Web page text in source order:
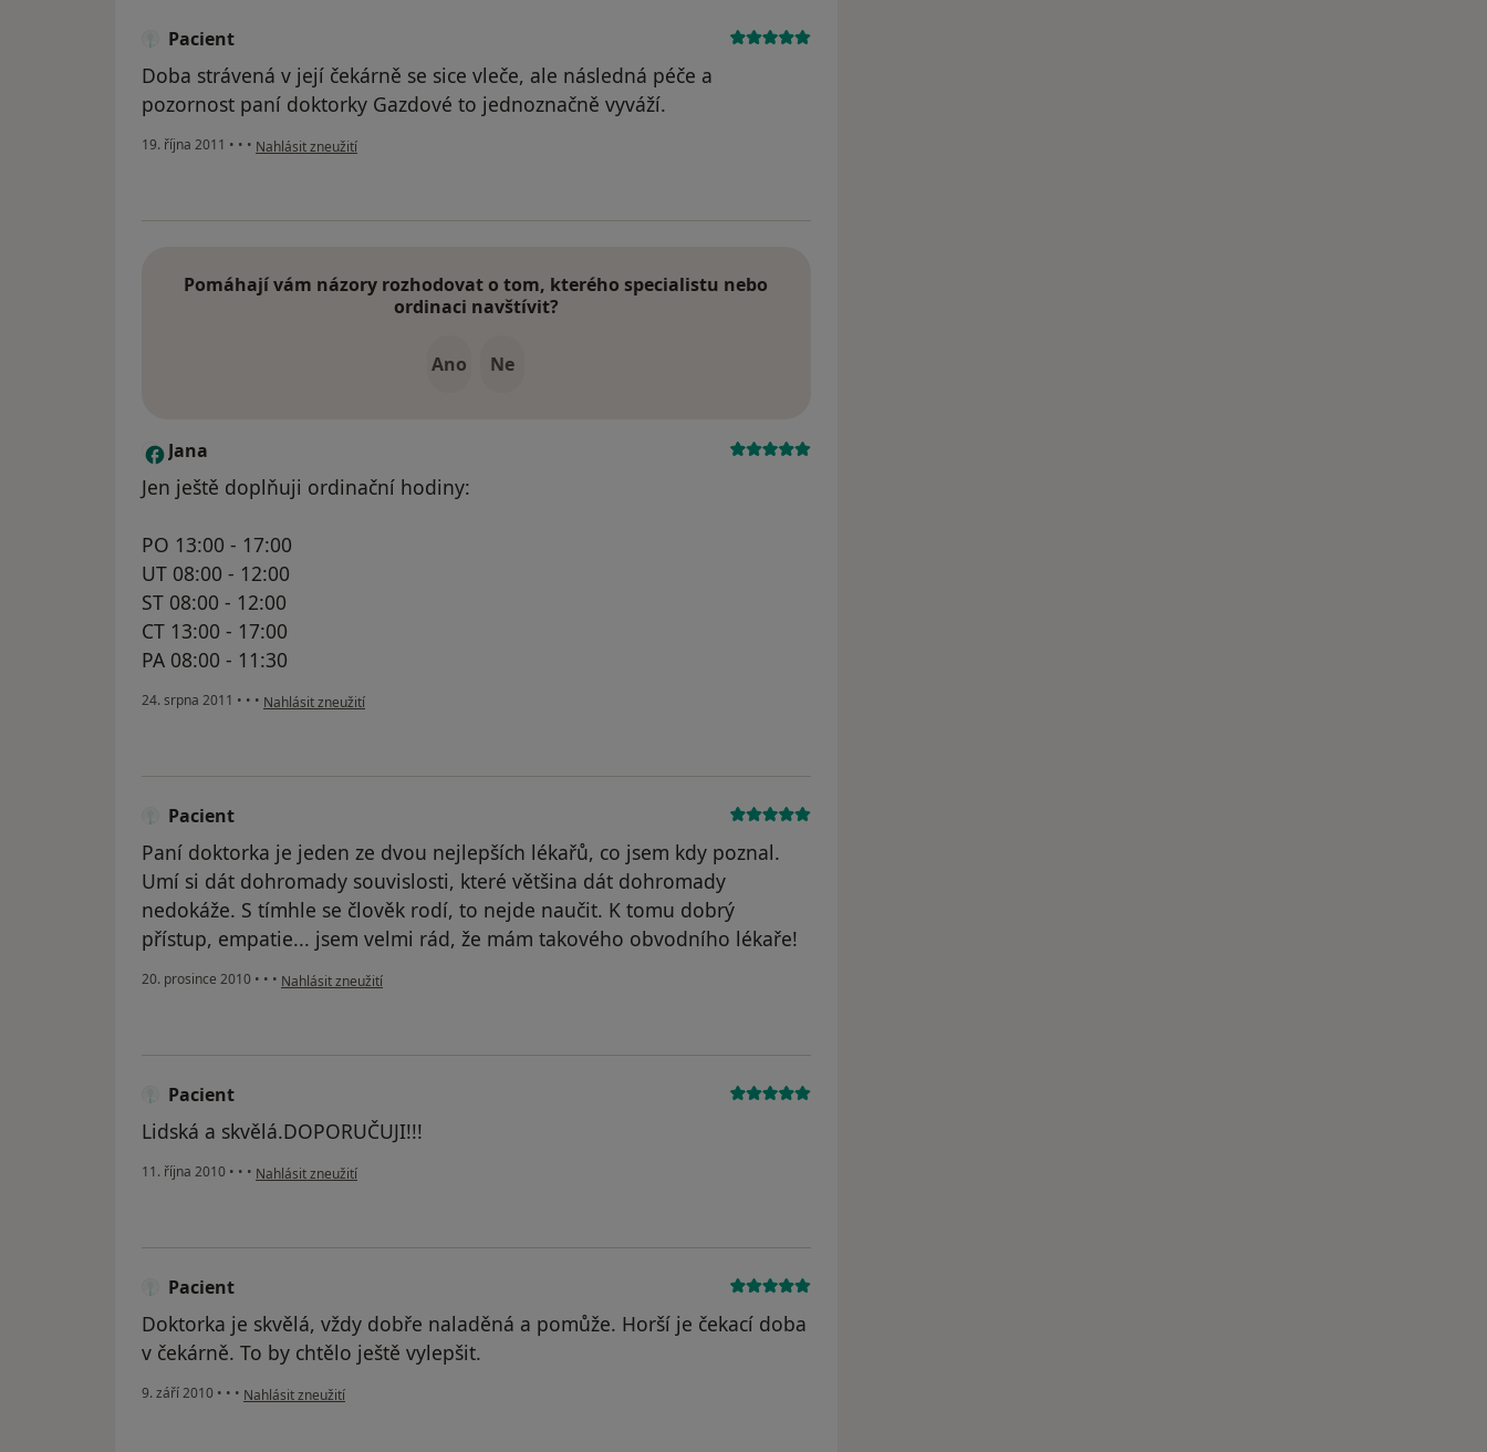
Pacient
Doba strávená v její čekárně se sice vleče, ale následná péče a
pozornost paní doktorky Gazdové to jednoznačně vyváží.
19. října 2011 • • • podle názoru uživatele Pacient
Nahlásit zneužití
Pomáhají vám názory rozhodovat o tom, kterého specialistu nebo
ordinaci navštívit?
Ano Ne
J Jana
Jen ještě doplňuji ordinační hodiny:
PO 13:00 - 17:00
UT 08:00 - 12:00
ST 08:00 - 12:00
CT 13:00 - 17:00
PA 08:00 - 11:30
24. srpna 2011 • • • podle názoru uživatele Jana
Nahlásit zneužití
Pacient
Paní doktorka je jeden ze dvou nejlepších lékařů, co jsem kdy poznal.
Umí si dát dohromady souvislosti, které většina dát dohromady
nedokáže. S tímhle se člověk rodí, to nejde naučit. K tomu dobrý
přístup, empatie... jsem velmi rád, že mám takového obvodního lékaře!
20. prosince 2010 • • • podle názoru uživatele Pacient
Nahlásit zneužití
Pacient
Lidská a skvělá.DOPORUČUJI!!!
11. října 2010 • • • podle názoru uživatele Pacient
Nahlásit zneužití
Pacient
Doktorka je skvělá, vždy dobře naladěná a pomůže. Horší je čekací doba
v čekárně. To by chtělo ještě vylepšit.
9. září 2010 • • • podle názoru uživatele Pacient
Nahlásit zneužití